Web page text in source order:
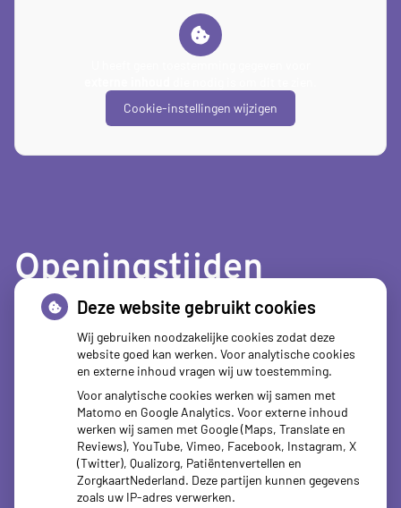
Cookie-instellingen wijzigen
Openingstijden
Maandag: 08.00tot
- 12.30
13.30tot
- 18.00
08.00tot
- 12.30
13.30tot
- 18.00
Woensdag:
08.00tot
- 12.30
13.30tot
- 18.00
Donderdag:
08.00tot
- 12.30
13.30tot
- 18.00
08.00tot
- 12.30
13.30tot
- 18.00
Deze website gebruikt cookies
Wij gebruiken noodzakelijke cookies zodat deze
website goed kan werken. Voor analytische cookies
en externe inhoud vragen wij uw toestemming.
Voor analytische cookies werken wij samen met
Matomo en Google Analytics. Voor externe inhoud
werken wij samen met Google (Maps, Translate en
Reviews), YouTube, Vimeo, Facebook, Instagram, X
(Twitter), Qualizorg, Patiëntenvertellen en
ZorgkaartNederland. Deze partijen kunnen gegevens
zoals uw IP-adres verwerken.